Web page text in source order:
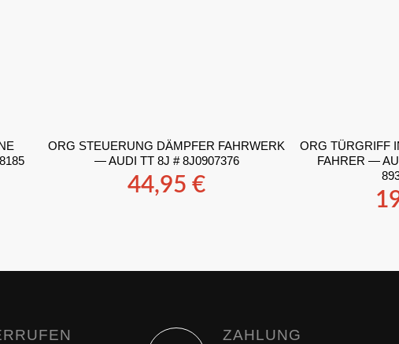
ORG STEUERUNG DÄMPFER FAHRWERK
— AUDI TT 8J # 8J0907376
44,95€
ORG TÜRGRIFF
FAHRER —
ZAHLUNG